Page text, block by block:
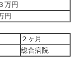
万円
円
２ヶ月
総合病院